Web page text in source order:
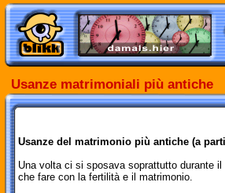
Usanze matrimoniali più antiche
Usanze del matrimonio più antiche (a
Una volta ci si sposava soprattutto durante
che fare con la fertilità e il matrimonio.